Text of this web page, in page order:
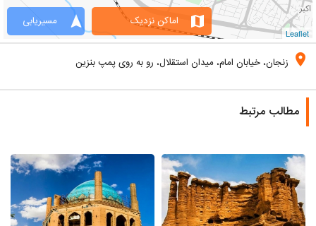
Leaflet
navigation مسیریابی map اماکن نزدیک
location_on زنجان، خیابان امام، میدان استقلال، رو به روی پمپ بنزین
مطالب مرتبط